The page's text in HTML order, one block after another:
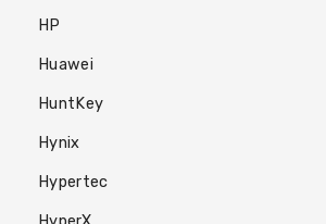
HP
Huawei
HuntKey
Hynix
Hypertec